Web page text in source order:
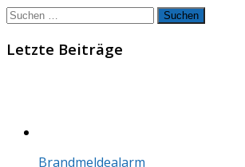
Suchen
Letzte Beiträge
Brandmeldealarm